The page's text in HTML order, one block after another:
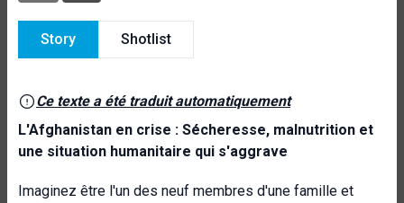
Story Shotlist
Ce texte a été traduit automatiquement
L'Afghanistan en crise : Sécheresse, malnutrition et
une situation humanitaire qui s'aggrave
Imaginez être l'un des neuf membres d'une famille et